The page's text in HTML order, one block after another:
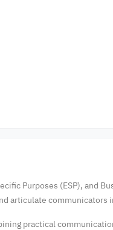
Purposes (ESP), and
articulate communicators
practical